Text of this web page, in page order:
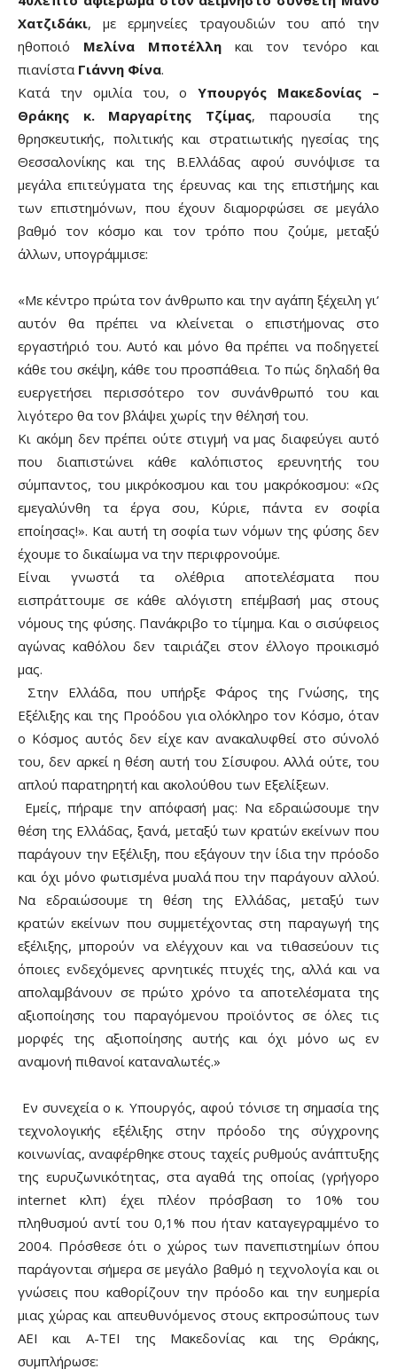
Χατζιδάκι, με ερμηνείες τραγουδιών του από την
ηθοποιό Μελίνα Μποτέλλη και τον τενόρο και
πιανίστα Γιάννη Φίνα.
Κατά την ομιλία του, οΥπουργός Μακεδονίας –
Θράκης κ. Μαργαρίτης Τζίμας, παρουσία της
θρησκευτικής, πολιτικής και στρατιωτικής ηγεσίας της
Θεσσαλονίκης και της Β.Ελλάδας αφού συνόψισε τα
μεγάλα επιτεύγματα της έρευνας και της επιστήμης και
των επιστημόνων, που έχουν διαμορφώσει σε μεγάλο
βαθμό τον κόσμο και τον τρόπο που ζούμε, μεταξύ
άλλων, υπογράμμισε:
«Με κέντρο πρώτα τον άνθρωπο και την αγάπη ξέχειλη γι’
αυτόν θα πρέπει να κλείνεται ο επιστήμονας στο
εργαστήριό του. Αυτό και μόνο θα πρέπει να ποδηγετεί
κάθε του σκέψη, κάθε του προσπάθεια. Το πώς δηλαδή θα
ευεργετήσει περισσότερο τον συνάνθρωπό του και
λιγότερο θα τον βλάψει χωρίς την θέλησή του.
Κι ακόμη δεν πρέπει ούτε στιγμή να μας διαφεύγει αυτό
που διαπιστώνει κάθε καλόπιστος ερευνητής του
σύμπαντος, του μικρόκοσμου και του μακρόκοσμου: «Ως
εμεγαλύνθη τα έργα σου, Κύριε, πάντα εν σοφία
εποίησας!». Και αυτή τη σοφία των νόμων της φύσης δεν
έχουμε το δικαίωμα να την περιφρονούμε.
Είναι γνωστά τα ολέθρια αποτελέσματα που
εισπράττουμε σε κάθε αλόγιστη επέμβασή μας στους
νόμους της φύσης. Πανάκριβο το τίμημα. Και ο σισύφειος
αγώνας καθόλου δεν ταιριάζει στον έλλογο προικισμό
μας.
Στην Ελλάδα, που υπήρξε Φάρος της Γνώσης, της
Εξέλιξης και της Προόδου για ολόκληρο τον Κόσμο, όταν
ο Κόσμος αυτός δεν είχε καν ανακαλυφθεί στο σύνολό
του, δεν αρκεί η θέση αυτή του Σίσυφου. Αλλά ούτε, του
απλού παρατηρητή και ακολούθου των Εξελίξεων.
Εμείς, πήραμε την απόφασή μας: Να εδραιώσουμε την
θέση της Ελλάδας, ξανά, μεταξύ των κρατών εκείνων που
παράγουν την Εξέλιξη, που εξάγουν την ίδια την πρόοδο
και όχι μόνο φωτισμένα μυαλά που την παράγουν αλλού.
Να εδραιώσουμε τη θέση της Ελλάδας, μεταξύ των
κρατών εκείνων που συμμετέχοντας στη παραγωγή της
εξέλιξης, μπορούν να ελέγχουν και να τιθασεύουν τις
όποιες ενδεχόμενες αρνητικές πτυχές της, αλλά και να
απολαμβάνουν σε πρώτο χρόνο τα αποτελέσματα της
αξιοποίησης του παραγόμενου προϊόντος σε όλες τις
μορφές της αξιοποίησης αυτής και όχι μόνο ως εν
αναμονή πιθανοί καταναλωτές.»
Εν συνεχεία ο κ. Υπουργός, αφού τόνισε τη σημασία της
τεχνολογικής εξέλιξης στην πρόοδο της σύγχρονης
κοινωνίας, αναφέρθηκε στους ταχείς ρυθμούς ανάπτυξης
της ευρυζωνικότητας, στα αγαθά της οποίας (γρήγορο
internet κλπ) έχει πλέον πρόσβαση το 10% του
πληθυσμού αντί του 0,1% που ήταν καταγεγραμμένο το
2004. Πρόσθεσε ότι ο χώρος των πανεπιστημίων όπου
παράγονται σήμερα σε μεγάλο βαθμό η τεχνολογία και οι
γνώσεις που καθορίζουν την πρόοδο και την ευημερία
μιας χώρας και απευθυνόμενος στους εκπροσώπους των
ΑΕΙ και Α-ΤΕΙ της Μακεδονίας και της Θράκης,
συμπλήρωσε: